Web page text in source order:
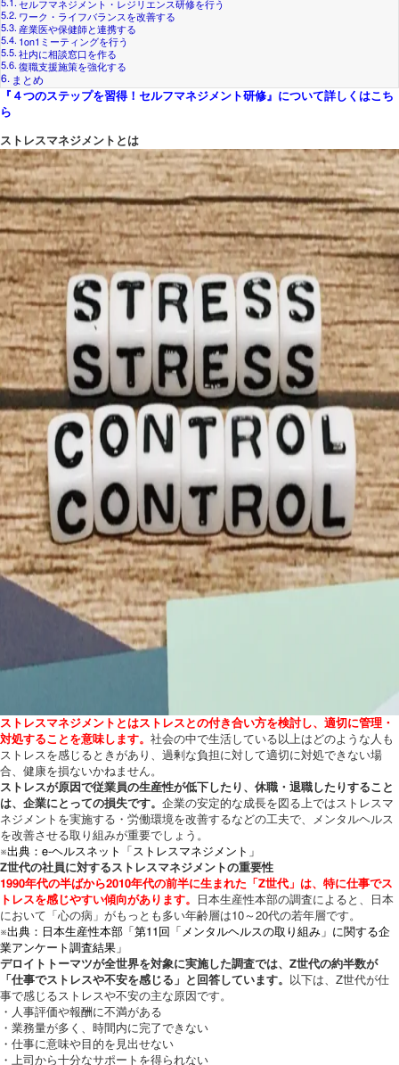
セルフマネジメント・レジリエンス研修を行う
ワーク・ライフバランスを改善する
産業医や保健師と連携する
1on1ミーティングを行う
社内に相談窓口を作る
復職支援施策を強化する
まとめ
『４つのステップを習得！セルフマネジメント研修』について詳しくはこち
ら
ストレスマネジメントとは
ストレスマネジメントとはストレスとの付き合い方を検討し、適切に管理・
対処することを意味します。 社会の中で生活している以上はどのような人も
ストレスを感じるときがあり、過剰な負担に対して適切に対処できない場
合、健康を損ないかねません。
ストレスが原因で従業員の生産性が低下したり、休職・退職したりすること
は、企業にとっての損失です。 企業の安定的な成長を図る上ではストレスマ
ネジメントを実施する・労働環境を改善するなどの工夫で、メンタルヘルス
を改善させる取り組みが重要でしょう。
※出典：e-ヘルスネット「ストレスマネジメント」
Z世代の社員に対するストレスマネジメントの重要性
1990年代の半ばから2010年代の前半に生まれた「Z世代」は、特に仕事でス
トレスを感じやすい傾向があります。
日本生産性本部の調査によると、日本
において「心の病」がもっとも多い年齢層は10～20代の若年層です。
※出典：日本生産性本部「第11回「メンタルヘルスの取り組み」に関する企
業アンケート調査結果」
デロイトトーマツが全世界を対象に実施した調査では、Z世代の約半数が
「仕事でストレスや不安を感じる」と回答しています。
以下は、Z世代が仕
事で感じるストレスや不安の主な原因です。
・人事評価や報酬に不満がある
・業務量が多く、時間内に完了できない
・仕事に意味や目的を見出せない
・上司から十分なサポートを得られない